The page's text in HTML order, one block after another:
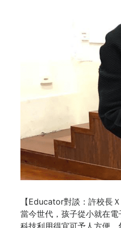
【Educator對談：許校長
當今世代，孩子從小就在